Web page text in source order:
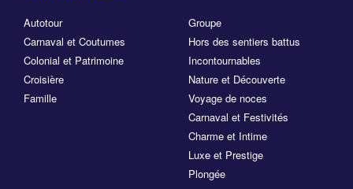
Autotour
Carnaval et Coutumes
Colonial et Patrimoine
Croisière
Famille
Groupe
Hors des sentiers battus
Incontournables
Nature et Découverte
Voyage de noces
Carnaval et Festivités
Charme et Intime
Luxe et Prestige
Plongée